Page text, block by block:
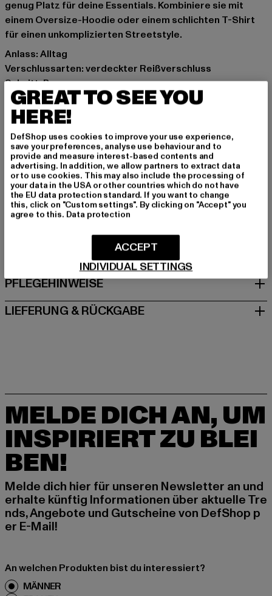
genug Platz für deine Essentials. Kombiniere sie mit
einem Oversize-Hoodie oder einem schlichten T-Shirt
für einen unkomplizierten Streetstyle.
Anlass: Alltag
Verschlussarten: verdeckter Reißverschluss
Schnitt: Baggy
Marke: 2Y Studios
Kat.: Hosen
Farbe: blau
Hersteller Farbe: light blue
Materialzusammensetzung: 100% Baumwolle
Art.Nr: J-B-10006-01851
Hersteller: 2Y Premium GmbH | info@2y-studios.com
Hollefeldstraße 16 | 48282 Emsdetten | DE
GRÖSSE & PASSFORM
PFLEGEHINWEISE
LIEFERUNG & RÜCKGABE
MELDE DICH AN, UM
INSPIRIERT ZU BLEI
BEN!
Melde dich hier für unseren Newsletter an und
erhalte künftig Informationen über aktuelle Tre
nds, Angebote und Gutscheine von DefShop p
er E-Mail!
An welchen Produkten bist du interessiert?
MÄNNER
GREAT TO SEE YOU
HERE!
DefShop uses cookies to improve your use experience,
save your preferences, analyse use behaviour and to
provide and measure interest-based contents and
advertising. In addition, we allow partners to extract data
or to use cookies. This may also include the processing of
your data in the USA or other countries which do not have
the EU data protection standard. If you want to change
this, click on "Custom settings". By clicking on "Accept" you
agree to this. Data protection
INDIVIDUAL SETTINGS
ACCEPT